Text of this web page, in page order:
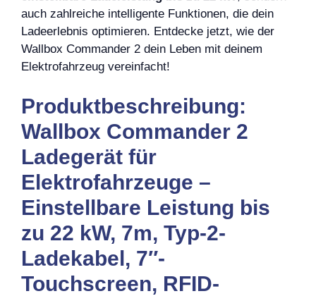
auch zahlreiche intelligente Funktionen, die dein
Ladeerlebnis optimieren. Entdecke jetzt, wie der
Wallbox Commander 2 dein Leben mit deinem
Elektrofahrzeug vereinfacht!
Produktbeschreibung:
Wallbox Commander 2
Ladegerät für
Elektrofahrzeuge –
Einstellbare Leistung bis
zu 22 kW, 7m, Typ-2-
Ladekabel, 7″-
Touchscreen, RFID-